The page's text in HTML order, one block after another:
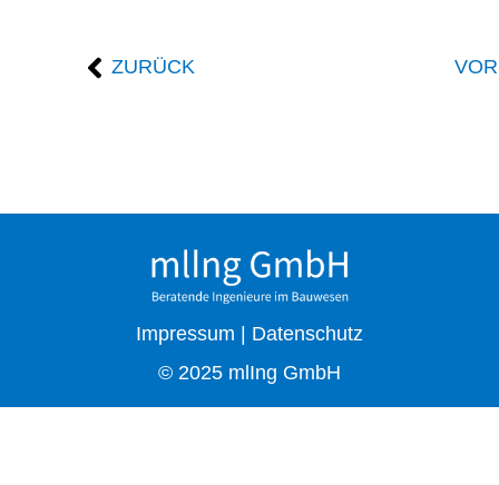
ZURÜCK VOR
Impressum
Datenschutz
© 2025 mlIng GmbH